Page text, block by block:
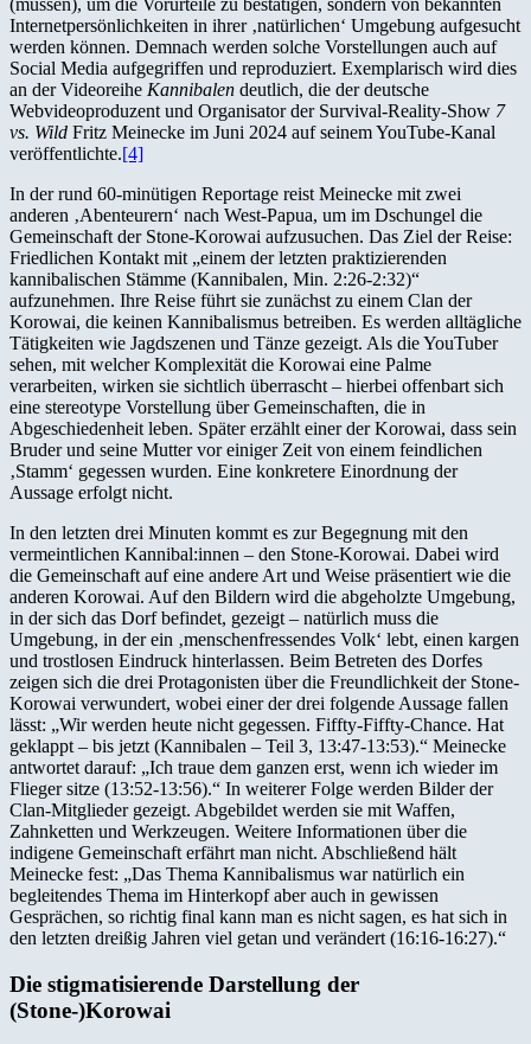
(müssen), um die Vorurteile zu bestätigen, sondern von bekannten
Internetpersönlichkeiten in ihrer ‚natürlichen‘ Umgebung aufgesucht
werden können. Demnach werden solche Vorstellungen auch auf
Social Media aufgegriffen und reproduziert. Exemplarisch wird dies
an der Videoreihe Kannibalen deutlich, die der deutsche
Webvideoproduzent und Organisator der Survival-Reality-Show 7
vs. Wild Fritz Meinecke im Juni 2024 auf seinem YouTube-Kanal
veröffentlichte.[4]
In der rund 60-minütigen Reportage reist Meinecke mit zwei
anderen ‚Abenteurern‘ nach West-Papua, um im Dschungel die
Gemeinschaft der Stone-Korowai aufzusuchen. Das Ziel der Reise:
Friedlichen Kontakt mit „einem der letzten praktizierenden
kannibalischen Stämme (Kannibalen, Min. 2:26-2:32)“
aufzunehmen. Ihre Reise führt sie zunächst zu einem Clan der
Korowai, die keinen Kannibalismus betreiben. Es werden alltägliche
Tätigkeiten wie Jagdszenen und Tänze gezeigt. Als die YouTuber
sehen, mit welcher Komplexität die Korowai eine Palme
verarbeiten, wirken sie sichtlich überrascht – hierbei offenbart sich
eine stereotype Vorstellung über Gemeinschaften, die in
Abgeschiedenheit leben. Später erzählt einer der Korowai, dass sein
Bruder und seine Mutter vor einiger Zeit von einem feindlichen
‚Stamm‘ gegessen wurden. Eine konkretere Einordnung der
Aussage erfolgt nicht.
In den letzten drei Minuten kommt es zur Begegnung mit den
vermeintlichen Kannibal:innen – den Stone-Korowai. Dabei wird
die Gemeinschaft auf eine andere Art und Weise präsentiert wie die
anderen Korowai. Auf den Bildern wird die abgeholzte Umgebung,
in der sich das Dorf befindet, gezeigt – natürlich muss die
Umgebung, in der ein ‚menschenfressendes Volk‘ lebt, einen kargen
und trostlosen Eindruck hinterlassen. Beim Betreten des Dorfes
zeigen sich die drei Protagonisten über die Freundlichkeit der Stone-
Korowai verwundert, wobei einer der drei folgende Aussage fallen
lässt: „Wir werden heute nicht gegessen. Fiffty-Fiffty-Chance. Hat
geklappt – bis jetzt (Kannibalen – Teil 3, 13:47-13:53).“ Meinecke
antwortet darauf: „Ich traue dem ganzen erst, wenn ich wieder im
Flieger sitze (13:52-13:56).“ In weiterer Folge werden Bilder der
Clan-Mitglieder gezeigt. Abgebildet werden sie mit Waffen,
Zahnketten und Werkzeugen. Weitere Informationen über die
indigene Gemeinschaft erfährt man nicht. Abschließend hält
Meinecke fest: „Das Thema Kannibalismus war natürlich ein
begleitendes Thema im Hinterkopf aber auch in gewissen
Gesprächen, so richtig final kann man es nicht sagen, es hat sich in
den letzten dreißig Jahren viel getan und verändert (16:16-16:27).“
Die stigmatisierende Darstellung der
(Stone-)Korowai